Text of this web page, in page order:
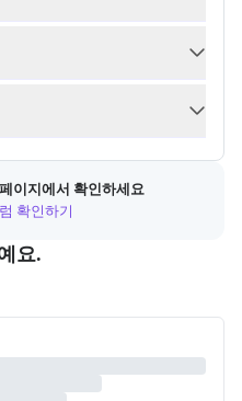
이지에서 확인하세요
확인하기
요.